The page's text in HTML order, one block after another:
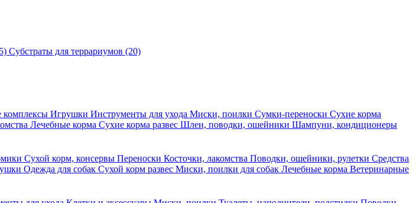
Субстраты для террариумов (20)
комплексы Игрушки Инструменты для ухода Миски, поилки Сумки-переноски Сухие корма
Лечебные корма Сухие корма развес Шлеи, поводки, ошейники Шампуни, кондиционеры
Сухой корм, консервы Переноски Косточки, лакомства Поводки, ошейники, рулетки Средства
Одежда для собак Сухой корм развес Миски, поилки для собак Лечебные корма Ветеринарные